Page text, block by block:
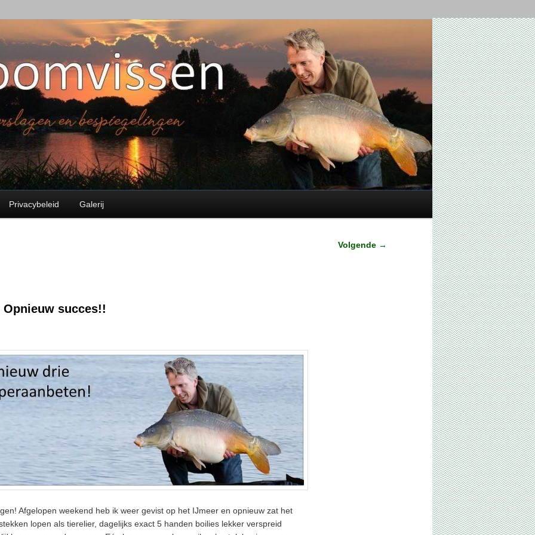
Privacybeleid Galerij
Volgende →
Opnieuw succes!!
Afgelopen weekend heb ik weer gevist op het IJmeer en opnieuw zat het
lopen als tierelier, dagelijks exact 5 handen boilies lekker verspreid